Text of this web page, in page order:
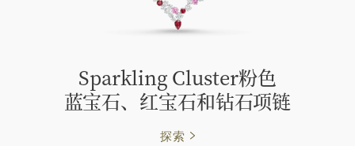
Sparkling Cluster粉色
蓝⁠宝⁠石、红宝石和钻石项链
探索